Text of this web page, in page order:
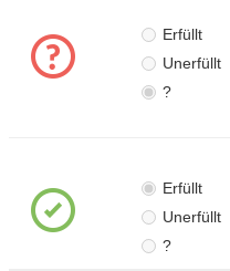
Erfüllt
Unerfüllt
?
Erfüllt
Unerfüllt
?